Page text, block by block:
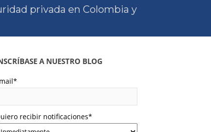
privada en Colombia y
A NUESTRO BLOG
*
recibir notificaciones*